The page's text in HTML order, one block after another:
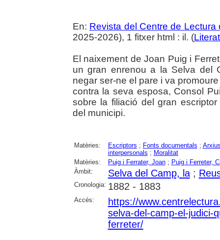
En: Revista del Centre de Lectura
2025-2026), 1 fitxer html : il. (
El naixement de Joan Puig i
un gran enrenou a la Selva del
negar ser-ne el pare i va
contra la seva esposa, Consol
sobre la filiació del gran
del municipi.
Matèries: Escriptors ; Fonts documentals ;
interpersonals ; Moralitat
Matèries:
Puig i Ferrater, Joan; Puig i Ferreter,
Àmbit:
Selva del Camp, la;
Cronologia: 1882 - 1883
Accés:
https://
selva-del-camp-el-judici-
ferreter/